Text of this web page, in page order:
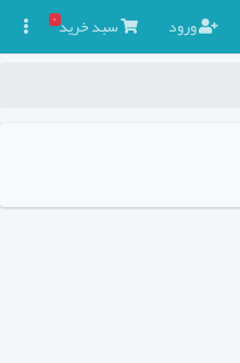
ورود سبدخرید۰